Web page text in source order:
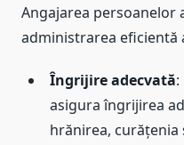
Angajarea persoanelor
administrarea eficientă
Îngrijire adecvată
asigura îngrijirea
hrănirea, curățenia